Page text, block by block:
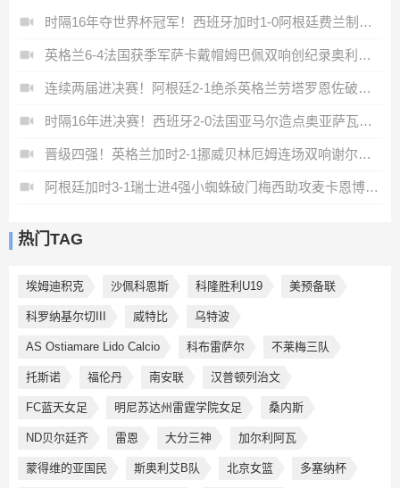
时隔16年夺世界杯冠军！西班牙加时1-0阿根廷费兰制胜恩佐染红
英格兰6-4法国获季军萨卡戴帽姆巴佩双响创纪录奥利塞2助+失良机
连续两届进决赛！阿根廷2-1绝杀英格兰劳塔罗恩佐破门梅西两助攻
时隔16年进决赛！西班牙2-0法国亚马尔造点奥亚萨瓦尔、波罗破门
晋级四强！英格兰加时2-1挪威贝林厄姆连场双响谢尔德鲁普破门
阿根廷加时3-1瑞士进4强小蜘蛛破门梅西助攻麦卡恩博洛假摔染红
热门TAG
埃姆迪积克 沙佩科恩斯 科隆胜利U19 美预备联
科罗纳基尔切III 威特比 乌特波
AS Ostiamare Lido Calcio 科布雷萨尔 不莱梅三队
托斯诺 福伦丹 南安联 汉普顿列治文
FC蓝天女足 明尼苏达州雷霆学院女足 桑内斯
ND贝尔廷齐 雷恩 大分三神 加尔利阿瓦
蒙得维的亚国民 斯奥利艾B队 北京女篮 多塞纳杯